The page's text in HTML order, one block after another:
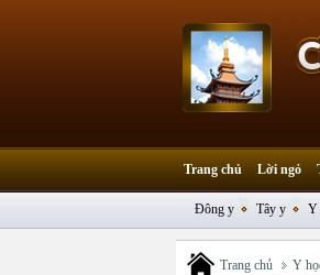
Trang chủ Lời ngỏ
Đông y Tây y Y
Trang chủ Y